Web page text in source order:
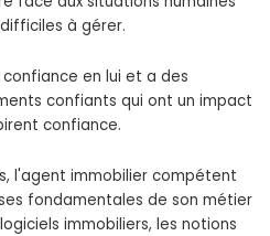
à gérer.
en lui et a des
confiants qui ont un impact
confiance.
l'agent immobilier compétent
fondamentales de son métier
immobiliers, les notions